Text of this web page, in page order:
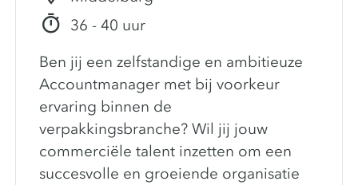
36 - 40 uur
Ben jij een zelfstandige en ambitieuze
Accountmanager met bij voorkeur
ervaring binnen de
verpakkingsbranche? Wil jij jouw
commerciële talent inzetten om een
succesvolle en groeiende organisatie